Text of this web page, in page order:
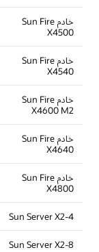
خادم Sun Fire
X4500
خادم Sun Fire
X4540
خادم Sun Fire
X4600 M2
خادم Sun Fire
X4640
خادم Sun Fire
X4800
Sun Server X2-4
Sun Server X2-8